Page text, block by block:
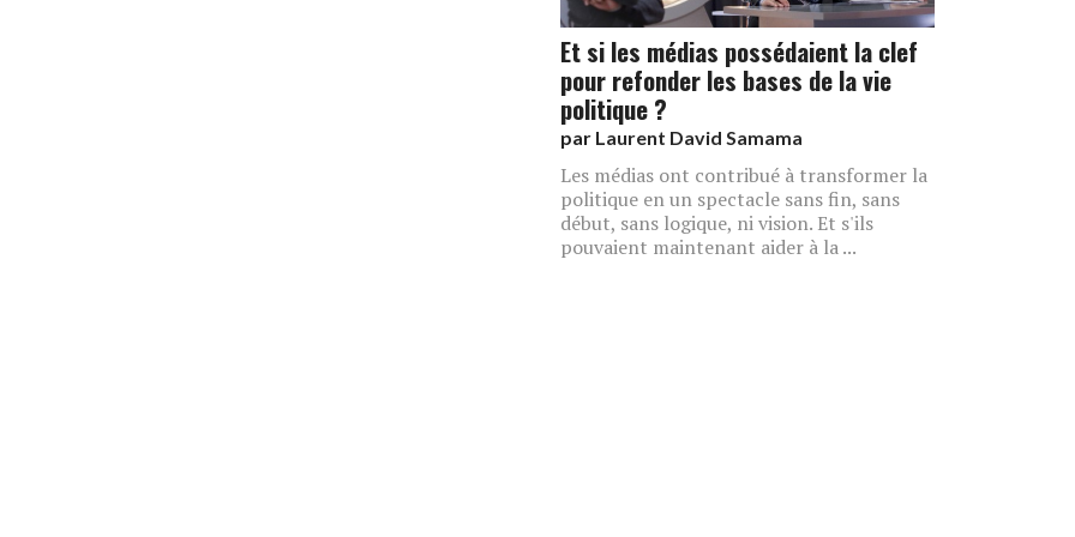
Et si les médias possédaient la clef
pour refonder les bases de la vie
politique ?
par Laurent David Samama
Les médias ont contribué à transformer la
politique en un spectacle sans fin, sans
début, sans logique, ni vision. Et s'ils
pouvaient maintenant aider à la ...